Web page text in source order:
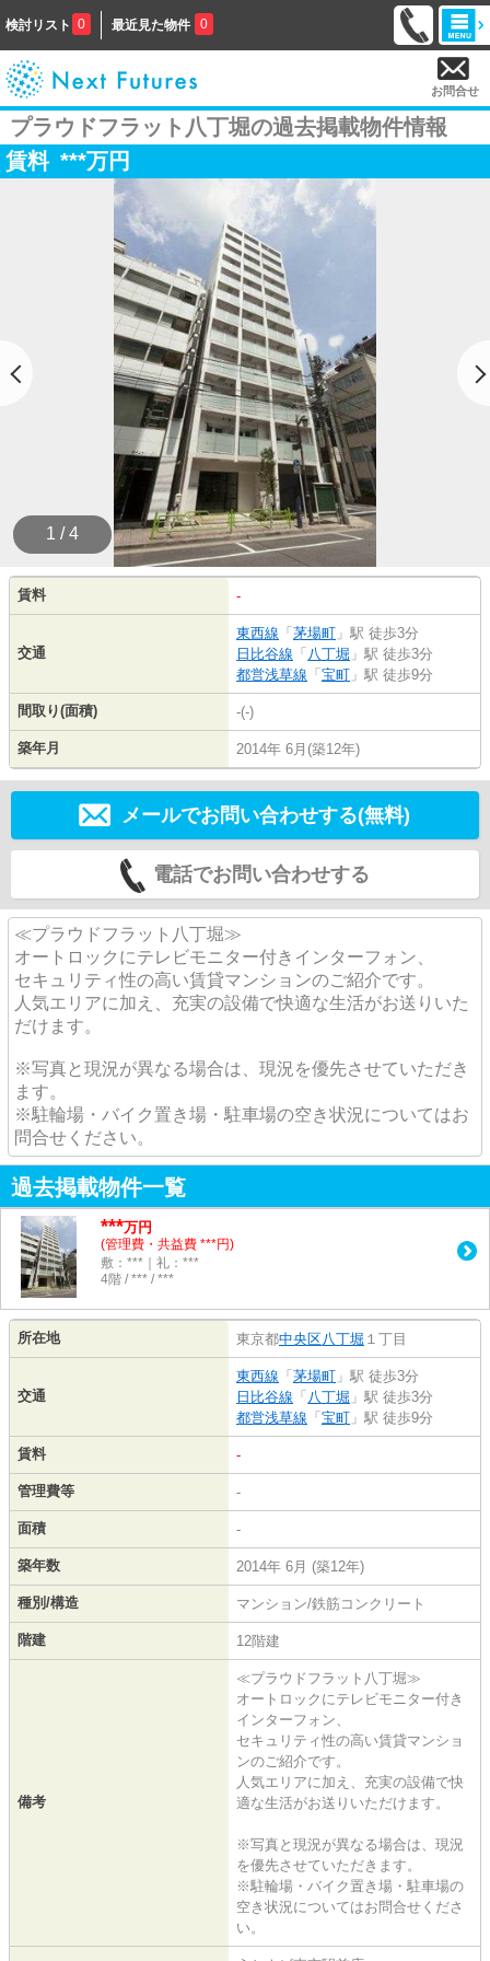
検討リスト 0 最近見た物件 0
お問合せ
プラウドフラット八丁堀の過去掲載物件情報
賃料 ***万円
1 / 4
賃料 -
交通
東西線 「 茅場町 」駅 徒歩3分
日比谷線 「 八丁堀 」駅 徒歩3分
都営浅草線 「 宝町 」駅 徒歩9分
間取り(面積) -(-)
築年月 2014年 6月(築12年)
メールでお問い合わせする(無料)
電話でお問い合わせする
≪プラウドフラット八丁堀≫
オートロックにテレビモニター付きインターフォン、
セキュリティ性の高い賃貸マンションのご紹介です。
人気エリアに加え、充実の設備で快適な生活がお送りいた
だけます。
※写真と現況が異なる場合は、現況を優先させていただき
ます。
※駐輪場・バイク置き場・駐車場の空き状況についてはお
問合せください。
過去掲載物件一覧
***万円
(管理費・共益費 ***円)
敷：***｜礼：***
4階 / *** / ***
所在地 東京都中央区八丁堀 １丁目
交通
東西線 「 茅場町 」駅 徒歩3分
日比谷線 「 八丁堀 」駅 徒歩3分
都営浅草線 「 宝町 」駅 徒歩9分
賃料 -
管理費等 -
面積 -
築年数 2014年 6月 (築12年)
種別/構造 マンション/鉄筋コンクリート
階建 12階建
備考
≪プラウドフラット八丁堀≫
オートロックにテレビモニター付き
インターフォン、
セキュリティ性の高い賃貸マンショ
ンのご紹介です。
人気エリアに加え、充実の設備で快
適な生活がお送りいただけます。
※写真と現況が異なる場合は、現況
を優先させていただきます。
※駐輪場・バイク置き場・駐車場の
空き状況についてはお問合せくださ
い。